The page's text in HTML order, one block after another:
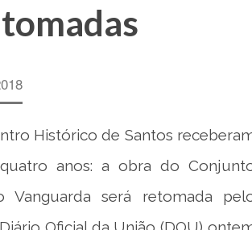
Histórico de Santos
anos: a obra do
Vanguarda será retomada